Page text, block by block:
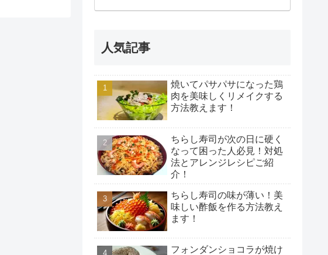
人気記事
焼いてパサパサになった鶏
肉を美味しくリメイクする
方法教えます！
ちらし寿司が次の日に硬く
なって困った人必見！対処
法とアレンジレシピご紹
介！
ちらし寿司の味が薄い！美
味しい酢飯を作る方法教え
ます！
フォンダンショコラが焼け